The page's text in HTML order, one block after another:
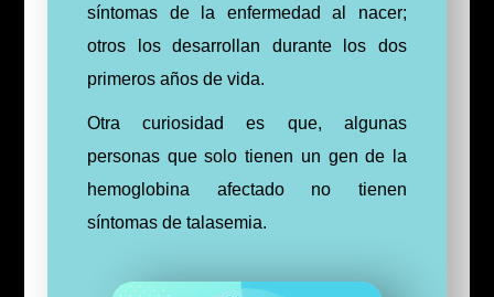
síntomas de la enfermedad al nacer;
otros los desarrollan durante los dos
primeros años de vida.
Otra curiosidad es que, algunas
personas que solo tienen un gen de la
hemoglobina afectado no tienen
síntomas de talasemia.